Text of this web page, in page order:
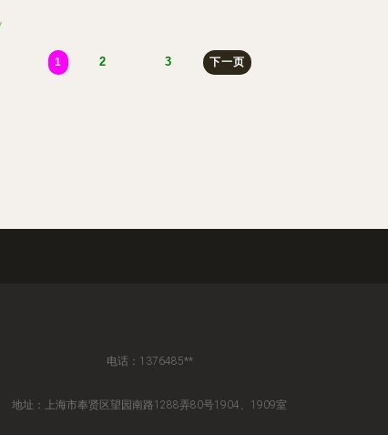
1 2 3 下一页
电话：1376485**
地址：上海市奉贤区望园南路1288弄80号1904、1909室